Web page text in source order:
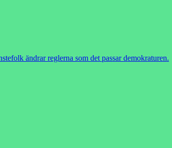
ändrar reglerna som det passar demokraturen.